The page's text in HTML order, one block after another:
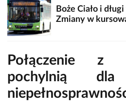
Boże Ciało i
Zmiany w
Połączenie z
pochylnią